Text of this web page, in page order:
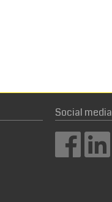
Social media